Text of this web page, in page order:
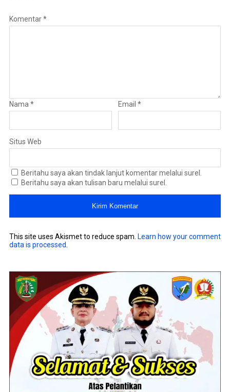
Komentar*
Nama * Email*
Situs Web
Beritahu saya akan tindak lanjut komentar melalui surel.
Beritahu saya akan tulisan baru melalui surel.
This site uses Akismet to reduce spam. Learn how your comment
data is processed